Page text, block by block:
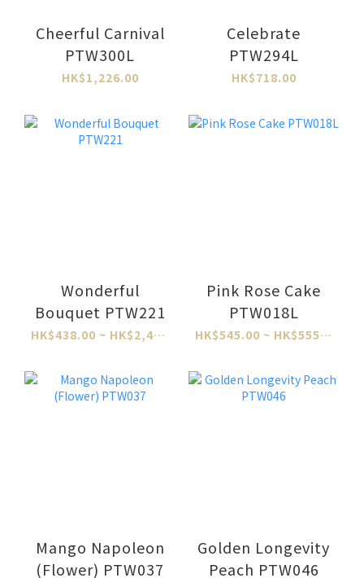
Cheerful Carnival
PTW300L
HK$1,226.00
Celebrate
PTW294L
HK$718.00
Wonderful
Bouquet PTW221
HK$438.00 ~ HK$2,484.00
Pink Rose Cake
PTW018L
HK$545.00 ~ HK$555.00
Mango Napoleon
(Flower) PTW037
Golden Longevity
Peach PTW046